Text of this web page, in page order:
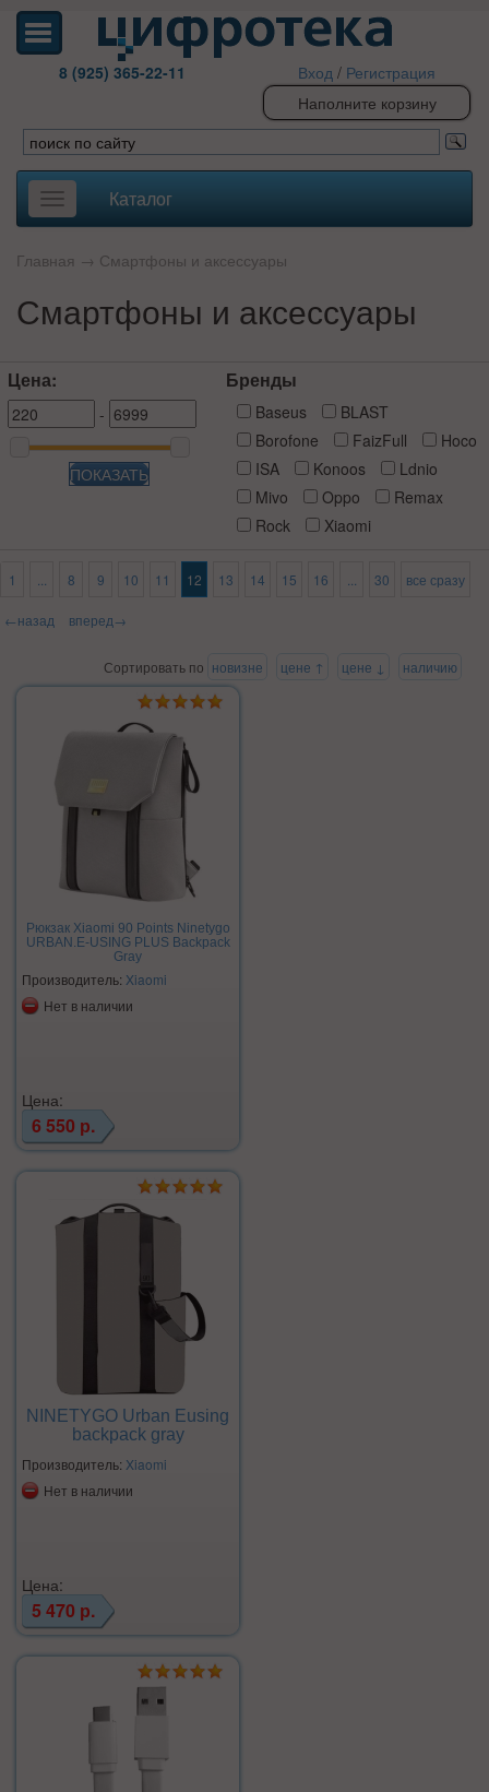
8 (925) 365-22-11 Вход / Регистрация
Наполните корзину
Toggle
navigation
Каталог
Главная → Смартфоны и аксессуары
Смартфоны и аксессуары
Цена:
-
ПОКАЗАТЬ
Бренды
Baseus
BLAST
Borofone
FaizFull
Hoco
ISA
Konoos
Ldnio
Mivo
Oppo
Remax
Rock
Xiaomi
1 8 9 10 11 12 13 14 15 16 30 все сразу
←назад вперед→
Сортировать по новизне цене ↑ цене ↓ наличию
Рюкзак Xiaomi 90 Points Ninetygo
URBAN.E-USING PLUS Backpack
Gray
Производитель: Xiaomi
Нет в наличии
Цена:
6 550 р.
NINETYGO Urban Eusing
backpack gray
Производитель: Xiaomi
Нет в наличии
Цена:
5 470 р.